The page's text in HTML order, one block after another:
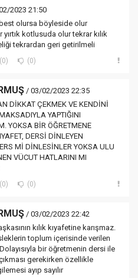
2023 21:50
olursa böyleside olur
yırtık kotlusuda olur tekrar kılık
tekrardan geri getirilmeli
(0) (0)
/ 03/02/2023 22:35
DİKKAT ÇEKMEK VE KENDİNİ
YAPTIĞINI
YOKSA BİR ÖĞRETMENE
DERSİ DİNLEYEN
Mİ DİNLESİNLER YOKSA ULU
VÜCUT HATLARINI MI
(0) (0)
/ 03/02/2023 22:42
kılık kıyafetine karışmaz.
toplum içerisinde verilen
bir öğretmenin dersi ile
gerekirken özellikle
ayıp sayılır